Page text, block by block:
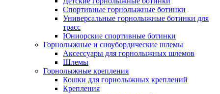
Спортивные горнолыжные ботинки
Универсальные горнолыжные ботинки для
трасс
Юниорские спортивные ботинки
Горнолыжные и сноубордические шлемы
Аксессуары для горнолыжных шлемов
Шлемы
Горнолыжные крепления
Кошки для горнолыжных креплений
Крепления